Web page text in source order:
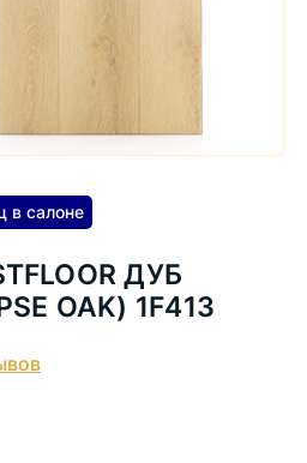
в салоне
ДУБ
OAK) 1F413